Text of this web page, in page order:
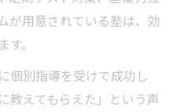
が用意されている塾は、効
。
個別指導を受けて成功し
教えてもらえた」という声